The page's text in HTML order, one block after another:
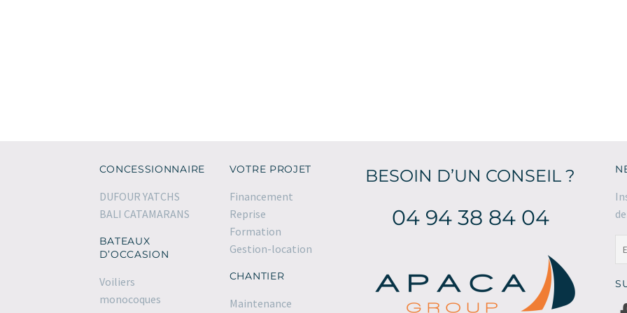
CONCESSIONNAIRE
DUFOUR YATCHS
BALI CATAMARANS
BATEAUX
D’OCCASION
Voiliers
monocoques
VOTRE PROJET
Financement
Reprise
Formation
Gestion-location
CHANTIER
Maintenance
BESOIN D’UN CONSEIL ?
04 94 38 84 04